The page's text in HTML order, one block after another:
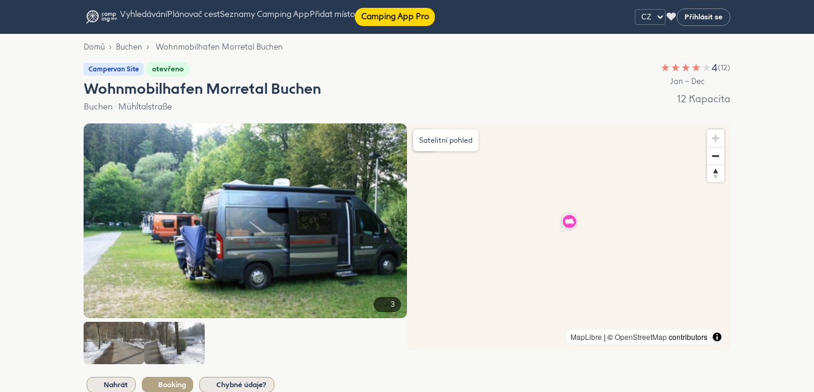
VyhledáváníPlánovač cestSeznamy Camping AppPřidat místo Camping App Pro ♥ Přihlásit se
Domů › Buchen › Wohnmobilhafen Morretal Buchen
Campervan Site otevřeno
Wohnmobilhafen Morretal Buchen
Buchen · Mühltalstraße
★ ★ ★ ★ ★4(12)
Jan – Dec
12 Kapacita
3
MapLibre | ©OpenStreetMapcontributors
Satelitní pohled
Nahrát Booking Chybné údaje?